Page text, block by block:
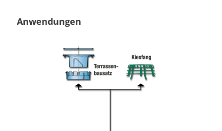
Anwendungen